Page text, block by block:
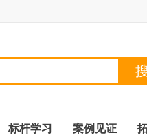
标杆学习 案例见证